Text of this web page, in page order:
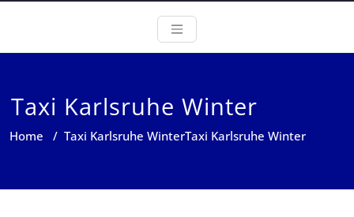
Taxi Karlsruhe Winter
Home / Taxi Karlsruhe WinterTaxi Karlsruhe Winter